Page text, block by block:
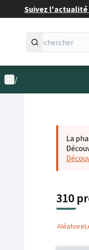
Suivez l'actualité
Menu utilisateur
/
La
310
Aléatoire